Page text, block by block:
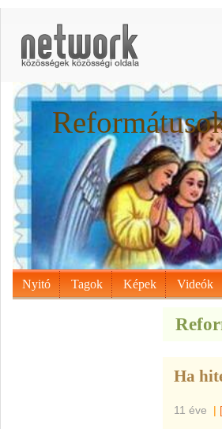
Nyitó Tagok Képek Videók
Ha
11 éve |